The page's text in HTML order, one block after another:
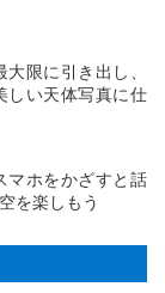
限に引き出し、
しい天体写真に仕
マホをかざすと話
を楽しもう